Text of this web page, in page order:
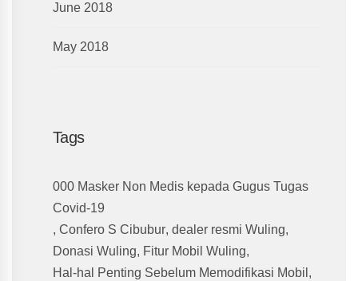
June 2018
May 2018
Tags
000 Masker Non Medis kepada Gugus Tugas
Covid-19
, Confero S Cibubur, dealer resmi Wuling,
Donasi Wuling, Fitur Mobil Wuling,
Hal-hal Penting Sebelum Memodifikasi Mobil ,